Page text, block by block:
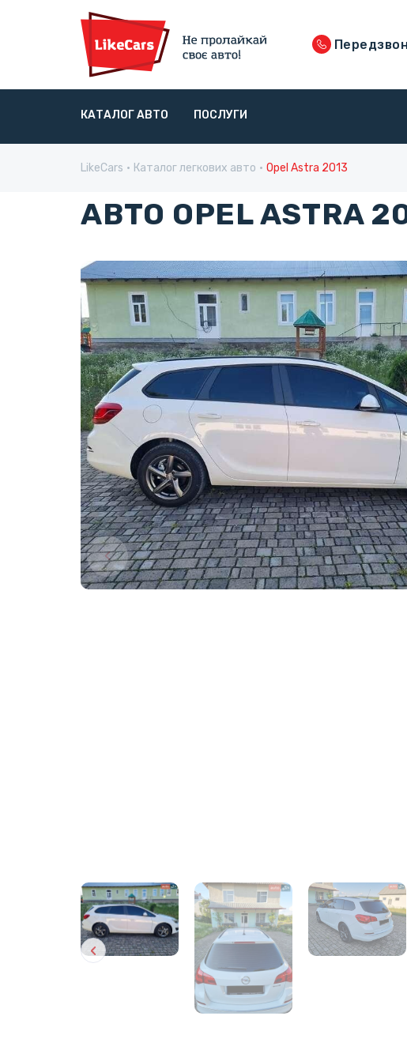
КАТАЛОГ АВТО ПОСЛУГИ
LikeCars Каталог легкових авто Opel Astra 2013
АВТО OPEL ASTRA